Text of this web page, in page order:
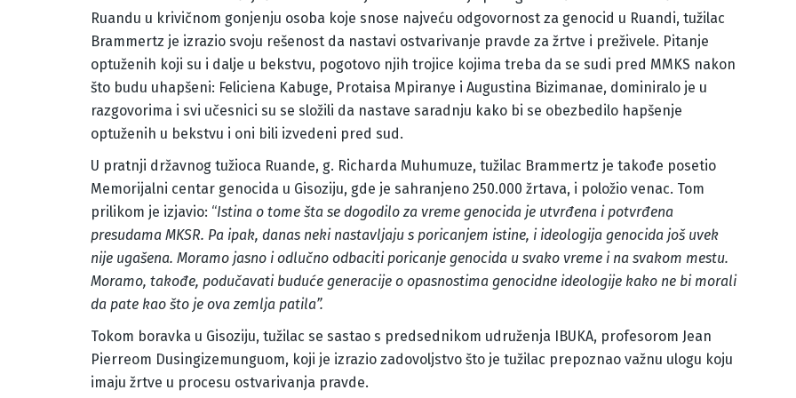
Ruandu u krivičnom gonjenju osoba koje snose najveću odgovornost za genocid u Ruandi, tužilac
Brammertz je izrazio svoju rešenost da nastavi ostvarivanje pravde za žrtve i preživele. Pitanje
optuženih koji su i dalje u bekstvu, pogotovo njih trojice kojima treba da se sudi pred MMKS nakon
što budu uhapšeni: Feliciena Kabuge, Protaisa Mpiranye i Augustina Bizimanae, dominiralo je u
razgovorima i svi učesnici su se složili da nastave saradnju kako bi se obezbedilo hapšenje
optuženih u bekstvu i oni bili izvedeni pred sud.
U pratnji državnog tužioca Ruande, g. Richarda Muhumuze, tužilac Brammertz je takođe posetio
Memorijalni centar genocida u Gisoziju, gde je sahranjeno 250.000 žrtava, i položio venac. Tom
prilikom je izjavio: “Istina o tome šta se dogodilo za vreme genocida je utvrđena i potvrđena
presudama MKSR. Pa ipak, danas neki nastavljaju s poricanjem istine, i ideologija genocida još uvek
nije ugašena. Moramo jasno i odlučno odbaciti poricanje genocida u svako vreme i na svakom mestu.
Moramo, takođe, podučavati buduće generacije o opasnostima genocidne ideologije kako ne bi morali
da pate kao što je ova zemlja patila”.
Tokom boravka u Gisoziju, tužilac se sastao s predsednikom udruženja IBUKA, profesorom Jean
Pierreom Dusingizemunguom, koji je izrazio zadovoljstvo što je tužilac prepoznao važnu ulogu koju
imaju žrtve u procesu ostvarivanja pravde.